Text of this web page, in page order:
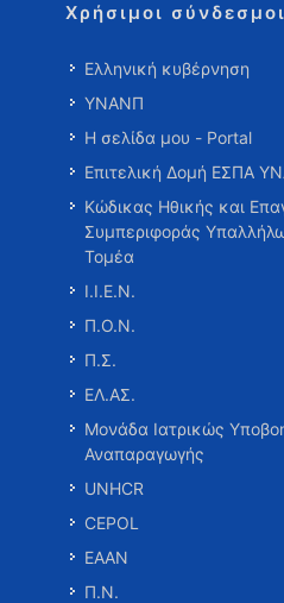
Χρήσιμοι σύνδεσμοι
Ελληνική κυβέρνηση
ΥΝΑΝΠ
Η σελίδα μου - Portal
Επιτελική Δομή ΕΣΠΑ
Κώδικας Ηθικής και
Συμπεριφοράς
Τομέα
Ι.Ι.Ε.Ν.
Π.Ο.Ν.
Π.Σ.
ΕΛ.ΑΣ.
Μονάδα Ιατρικώς
Αναπαραγωγής
UNHCR
CEPOL
ΕΑΑΝ
Π.Ν.